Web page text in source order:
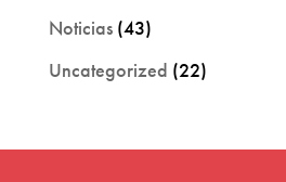
Noticias(43)
Uncategorized (22)